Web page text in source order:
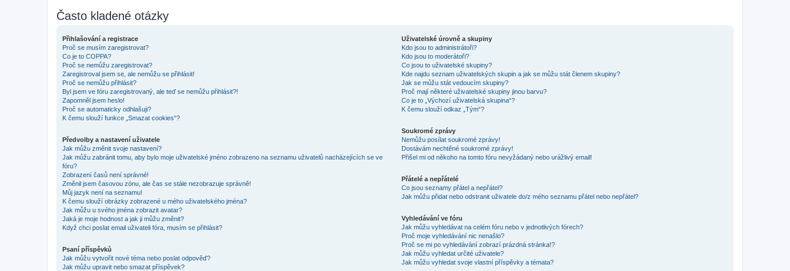
Často kladené otázky
Přihlašování a registrace
Proč se musím zaregistrovat?
Co je to COPPA?
Proč se nemůžu zaregistrovat?
Zaregistroval jsem se, ale nemůžu se přihlásit!
Proč se nemůžu přihlásit?
Byl jsem ve fóru zaregistrovaný, ale teď se nemůžu přihlásit?!
Zapomněl jsem heslo!
Proč se automaticky odhlašuji?
K čemu slouží funkce „Smazat cookies“?
Předvolby a nastavení uživatele
Jak můžu změnit svoje nastavení?
Jak můžu zabránit tomu, aby bylo moje uživatelské jméno zobrazeno na seznamu uživatelů nacházejících se ve
fóru?
Zobrazení časů není správné!
Změnil jsem časovou zónu, ale čas se stále nezobrazuje správně!
Můj jazyk není na seznamu!
K čemu slouží obrázky zobrazené u mého uživatelského jména?
Jak můžu u svého jména zobrazit avatar?
Jaká je moje hodnost a jak ji můžu změnit?
Když chci poslat email uživateli fóra, musím se přihlásit?
Psaní příspěvků
Jak můžu vytvořit nové téma nebo poslat odpověď?
Jak můžu upravit nebo smazat příspěvek?
Uživatelské úrovně a skupiny
Kdo jsou to administrátoři?
Kdo jsou to moderátoři?
Co jsou to uživatelské skupiny?
Kde najdu seznam uživatelských skupin a jak se můžu stát členem skupiny?
Jak se můžu stát vedoucím skupiny?
Proč mají některé uživatelské skupiny jinou barvu?
Co je to „Výchozí uživatelská skupina“?
K čemu slouží odkaz „Tým“?
Soukromé zprávy
Nemůžu posílat soukromé zprávy!
Dostávám nechtěné soukromé zprávy!
Přišel mi od někoho na tomto fóru nevyžádaný nebo urážlivý email!
Přátelé a nepřátelé
Co jsou seznamy přátel a nepřátel?
Jak můžu přidat nebo odstranit uživatele do/z mého seznamu přátel nebo nepřátel?
Vyhledávání ve fóru
Jak můžu vyhledávat na celém fóru nebo v jednotlivých fórech?
Proč moje vyhledávání nic nenašlo?
Proč se mi po vyhledávání zobrazí prázdná stránka!?
Jak můžu vyhledat určité uživatele?
Jak můžu vyhledat svoje vlastní příspěvky a témata?